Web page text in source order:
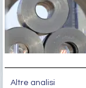
Altre analisi